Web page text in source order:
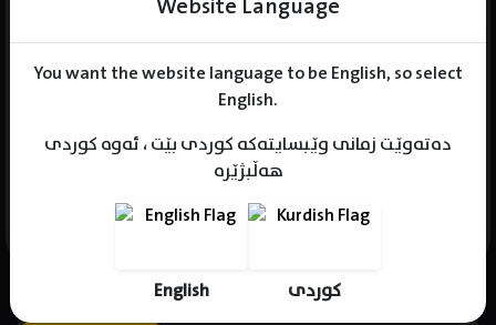
You want the website language to be English, so select
English.
دەتەوێت زمانی وێبسایتەکە کوردی بێت ، ئەوە کوردی
هەڵبژێرە
English کوردی
Name : Min Ren
Born : 1999-12-17